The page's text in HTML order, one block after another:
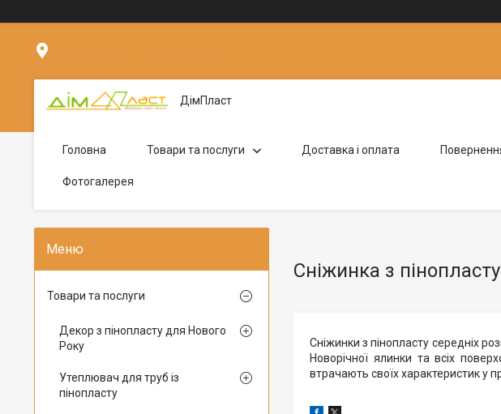
ДімПласт
Головна Товари та послуги Доставка і оплата
Фотогалерея
Сніжинка з
Сніжинки з пінопласту середніх
Новорічної ялинки та всіх
втрачають своїх характеристик у
Товари та послуги
Декор з пінопласту для Нового
Року
Утеплювач для труб із
пінопласту